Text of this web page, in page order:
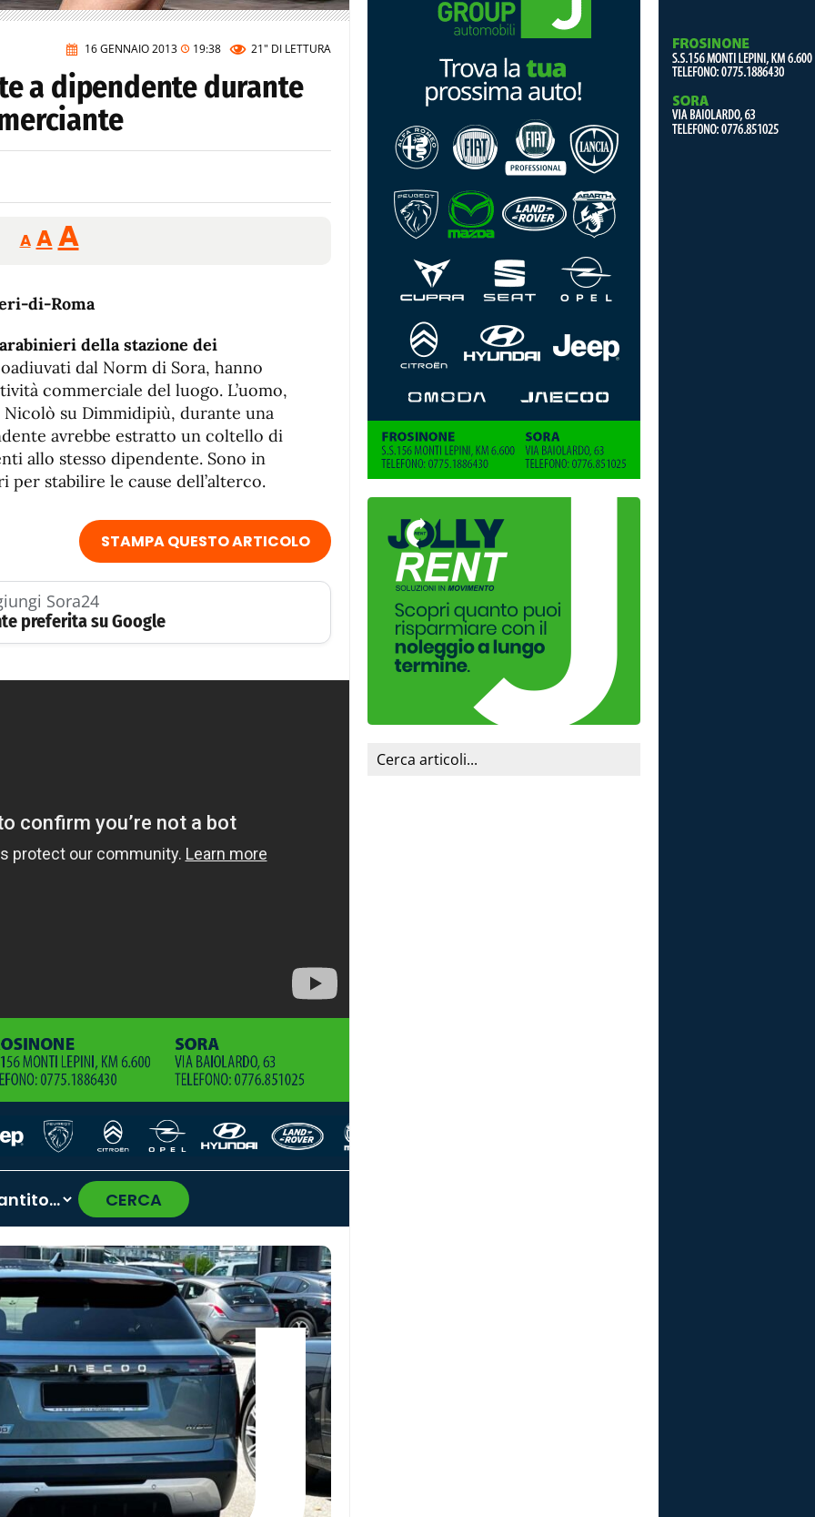
16 GENNAIO 2013 19:38 21" DI LETTURA
a dipendente durante
A
Reducir
tamaño
A Restablecer
tamaño
de
fuente
AAumentar
de
fuente.
della stazione dei
dal Norm di Sora, hanno
commerciale del luogo. L’uomo,
su Dimmidipiù, durante una
avrebbe estratto un coltello di
allo stesso dipendente. Sono in
stabilire le cause dell’alterco.
STAMPA QUESTO ARTICOLO
Sora24
preferita su Google
CERCA
›